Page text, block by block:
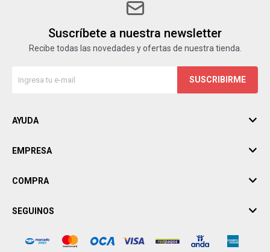
Suscríbete a nuestra newsletter
Recibe todas las novedades y ofertas de nuestra tienda.
SUSCRIBIRME
AYUDA
EMPRESA
COMPRA
SEGUINOS